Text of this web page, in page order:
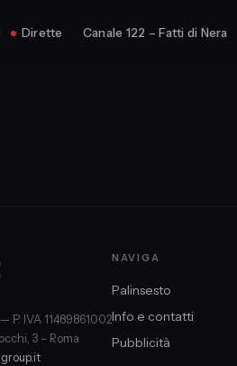
Dirette Canale 122 – Fatti di Nera
P. IVA 11489861002
3 – Roma
NAVIGA
Palinsesto
Info e contatti
Pubblicità